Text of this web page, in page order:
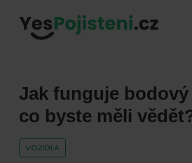
všech
druhů
pojištění
od
Jak funguje
co byste měli
VOZIDLA